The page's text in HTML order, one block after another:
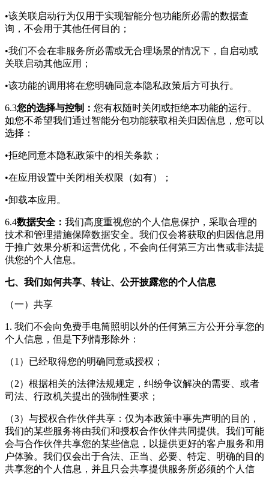
•该关联启动行为仅用于实现智能分包功能所必需的数据查
询，不会用于其他任何目的；
•我们不会在非服务所必需或无合理场景的情况下，自启动或
关联启动其他应用；
•该功能的调用将在您明确同意本隐私政策后方可执行。
6.3您的选择与控制： 您有权随时关闭或拒绝本功能的运行。
如您不希望我们通过智能分包功能获取相关归因信息，您可以
选择：
•拒绝同意本隐私政策中的相关条款；
•在应用设置中关闭相关权限（如有）；
•卸载本应用。
6.4数据安全： 我们高度重视您的个人信息保护，采取合理的
技术和管理措施保障数据安全。我们仅会将获取的归因信息用
于推广效果分析和运营优化，不会向任何第三方出售或非法提
供您的个人信息。
七、我们如何共享、转让、公开披露您的个人信息
（一）共享
1. 我们不会向免费手电筒照明 以外的任何第三方公开分享您的
个人信息，但是下列情形除外：
（1）已经取得您的明确同意或授权；
（2）根据相关的法律法规规定，纠纷争议解决的需要、或者
司法、行政机关提出的强制性要求；
（3）与授权合作伙伴共享：仅为本政策中事先声明的目的，
我们的某些服务将由我们和授权合作伙伴共同提供。我们可能
会与合作伙伴共享您的某些信息，以提供更好的客户服务和用
户体验。我们仅会出于合法、正当、必要、特定、明确的目的
共享您的个人信息，并且只会共享提供服务所必须的个人信